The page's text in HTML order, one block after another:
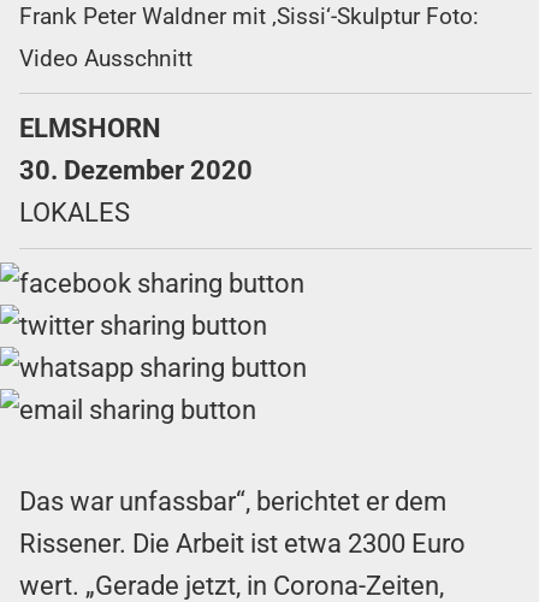
Frank Peter Waldner mit ‚Sissi‘-Skulptur Foto:
Video Ausschnitt
ELMSHORN
30. Dezember 2020
LOKALES
Das war unfassbar“, berichtet er dem
Rissener. Die Arbeit ist etwa 2300 Euro
wert. „Gerade jetzt, in Corona-Zeiten,